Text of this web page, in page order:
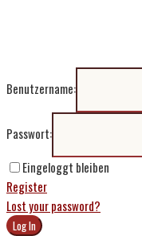
Benutzername:
Passwort:
Eingeloggt bleiben
Register
Lost your password?